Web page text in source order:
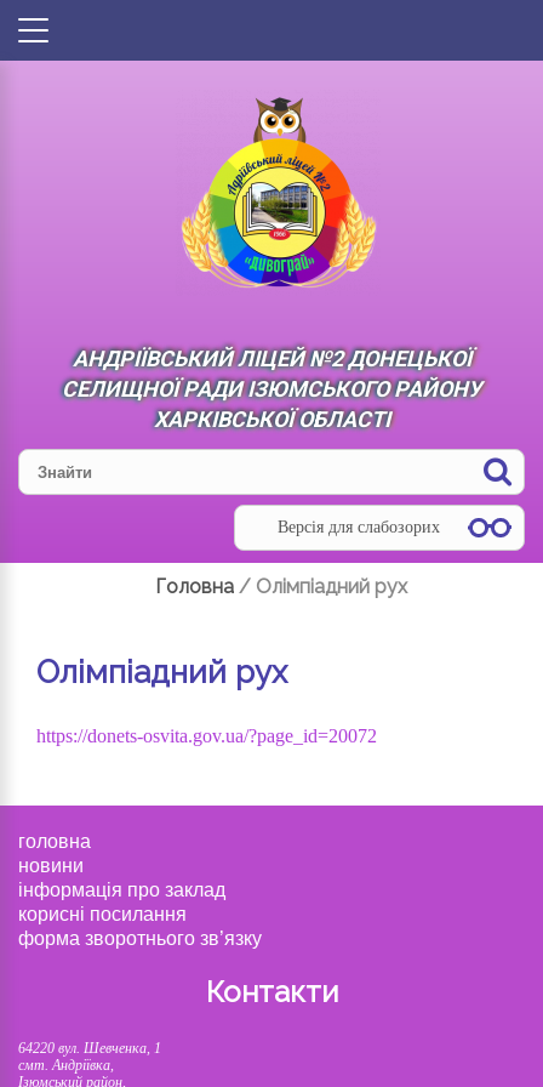
АНДРІЇВСЬКИЙ ЛІЦЕЙ №2 ДОНЕЦЬКОЇ
СЕЛИЩНОЇ РАДИ ІЗЮМСЬКОГО РАЙОНУ
ХАРКІВСЬКОЇ ОБЛАСТІ
Версія для слабозорих
Головна / Олімпіадний рух
Олімпіадний рух
https://donets-osvita.gov.ua/?page_id=20072
головна
новини
інформація про заклад
корисні посилання
форма зворотнього зв’язку
Контакти
64220 вул. Шевченка, 1
смт. Андріївка,
Ізюмський район,